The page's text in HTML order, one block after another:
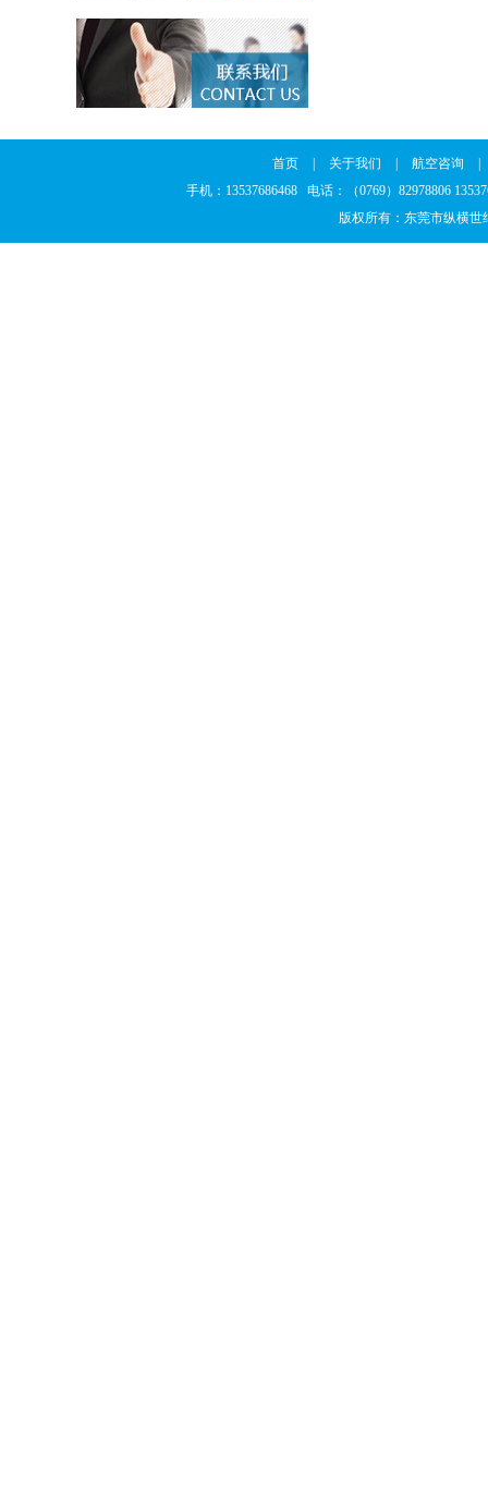
首页 关于我们 航空咨询
手机：13537686468 电话：（0769）82978806
版权所有：东莞市纵横